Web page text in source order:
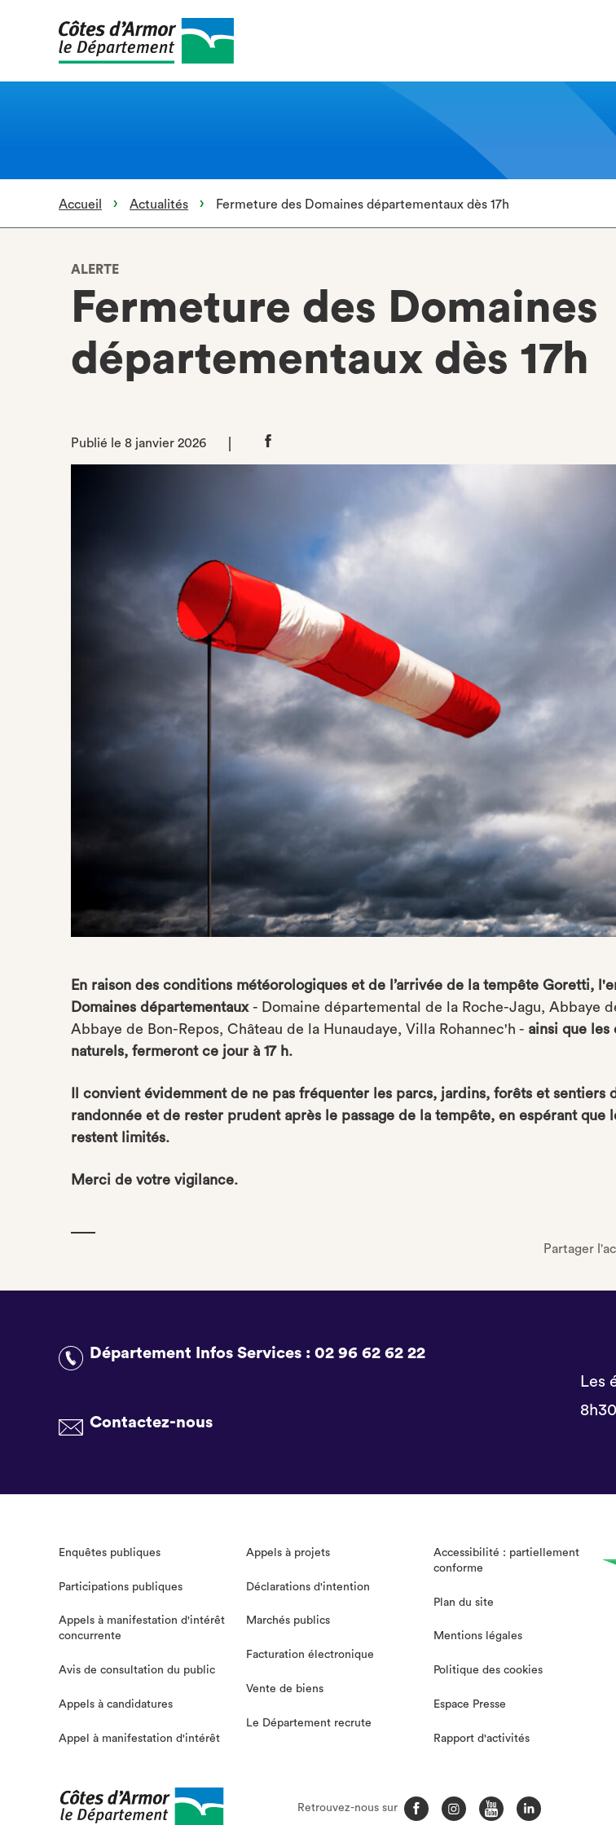
Accueil Actualités Fermeture des Domaines départementaux dès 17h
ALERTE
Fermeture des Domaines
départementaux dès 17h
Publié le 8 janvier 2026
Partager
En raison des conditions météorologiques et de l’arrivée de la tempête Goretti,
Domaines départementaux - Domaine départemental de la Roche-Jagu, Abbaye
Abbaye de Bon-Repos, Château de la Hunaudaye, Villa Rohannec'h - ainsi que les
naturels, fermeront ce jour à 17 h.
Il convient évidemment de ne pas fréquenter les parcs, jardins, forêts et sentiers
randonnée et de rester prudent après le passage de la tempête, en espérant que
restent limités.
Merci de votre vigilance.
Partager
Département Infos Services : 02 96 62 62 22
Contactez-nous
Les
Enquêtes publiques
Participations publiques
Appels à manifestation d'intérêt
concurrente
Avis de consultation du public
Appels à candidatures
Appel à manifestation d'intérêt
Appels à projets
Déclarations d'intention
Marchés publics
Facturation électronique
Vente de biens
Le Département recrute
Accessibilité : partiellement
conforme
Plan du site
Mentions légales
Politique des cookies
Espace Presse
Rapport d'activités
Retrouvez-nous sur FacebookInstagram
You
Tube
LinkedIn